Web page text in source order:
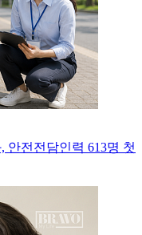
안전전담인력 613명 첫